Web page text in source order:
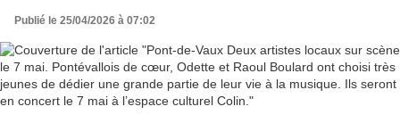
grande partie de leur vie à la musique. Ils seront
Publié le 25/04/2026 à 07:02